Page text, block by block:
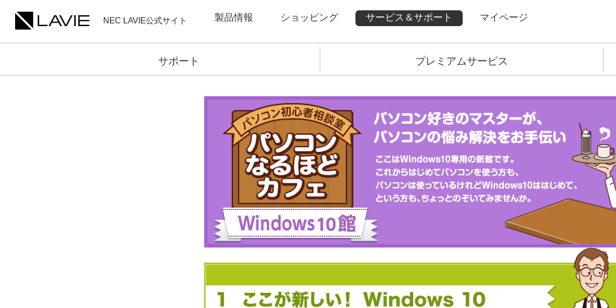
NEC LAVIE公式サイト 製品情報 ショッピング サービス＆サポート マイページ
サポート プレミアムサービス